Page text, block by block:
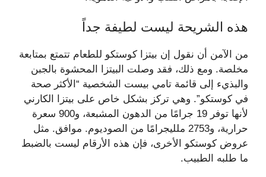
هذه الشريحة ليست لطيفة جداً
من الآمن أن نقول إن بيتزا كوستكو للطعام تتمتع بمتابعة
مخلصة. ومع ذلك، فقد وصلت البيتزا المحشوة بالجبن
والبذيء إلى قائمة تامي بيست الشخصية “الأكثر صحة
في كوستكو”. وهي تركز بشكل خاص على بيتزا الكارني
لأنها توفر 19 جرامًا من الدهون المشبعة، و900 سعرة
حرارية، و2753 ملليجرامًا من الصوديوم. موافق. مثل
عروض كوستكو الأخرى، فإن هذه الأرقام ليست بالضبط
ما طلبه الطبيب.